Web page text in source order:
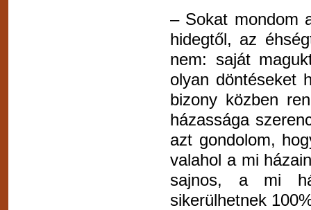
– Sokat mondom
hidegtől, az
nem: saját
olyan döntéseket
bizony közben
házassága
azt gondolom,
valahol a mi
sajnos, a mi
sikerülhetnek